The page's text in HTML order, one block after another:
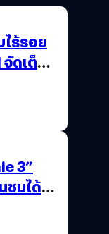
ไร้รอย
ดเต็ม
3”
ชมได้